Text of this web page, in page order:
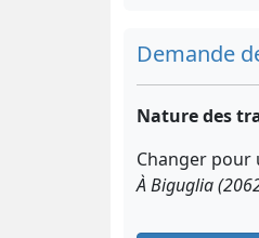
Demande
Nature des
Changer
À Biguglia